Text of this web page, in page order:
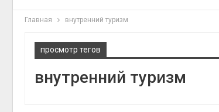
Главная внутренний туризм
просмотр тегов
внутренний туризм